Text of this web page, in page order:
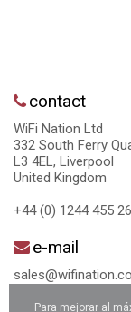
contact
WiFi Nation Ltd
332 South Ferry
L3 4EL, Liverpool
United Kingdom
+44 (0) 1244 455
e-mail
Para mejorar al